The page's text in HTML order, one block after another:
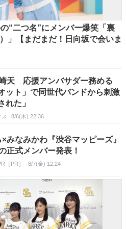
“二つ名”にメンバー爆笑「裏
」【まだまだ！日向坂で会いま
天 応援アンバサダー務める
ット」で同世代バンドから刺激
れた」
8/6(木) 22:36
みなみかわ『渋谷マッピーズ』
正式メンバー発表！
［PR］ 8/7(金) 12:24